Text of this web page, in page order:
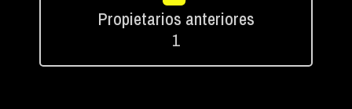
Propietarios anteriores
1